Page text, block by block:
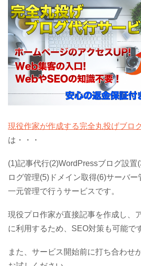
現役作家が作成する完全丸投げブロ
は・・・
(1)記事代行(2)WordPressブログ設置
ログ管理(5)ドメイン取得(6)サーバ
一元管理で行うサービスです。
現役プロ作家が直接記事を作成し、
に利用するため、SEO対策も可能で
また、サービス開始前に打ち合わせ